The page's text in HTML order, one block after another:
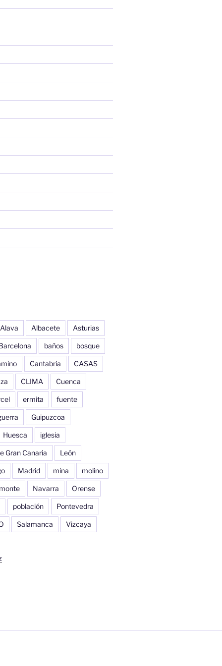
Alava Albacete Asturias
baños bosque
Cantabria CASAS
CLIMA Cuenca
ermita fuente
Guipuzcoa
Huesca iglesia
Gran Canaria León
Madrid mina molino
monte Navarra Orense
población Pontevedra
Salamanca Vizcaya